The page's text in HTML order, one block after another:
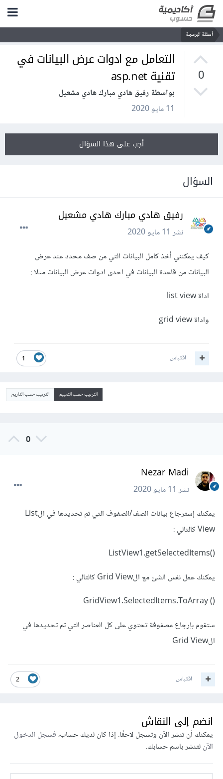
أسئلة البرمجة
0
التعامل مع ادوات عرض البيانات في
تقنية asp.net
بواسطة رفيق هادي مبارك هادي مشعيل
11 مايو 2020
أجب على هذا السؤال
السؤال
رفيق هادي مبارك هادي مشعيل
نشر11 مايو 2020
كيف يمكنني أخذ كامل البيانات التي من صف محدد عند عرض
البيانات من قاعدة البيانات في احدى ادوات عرض البيانات مثلا :
اداة list view
واداة grid view
1 اقتباس
الترتيب حسب التقييم الترتيب حسب التاريخ
0
Nezar Madi
نشر11 مايو 2020
يمكنك إسترجاع بيانات الصف/الصفوف التي تم تحديدها في الList
View كالتالي :
()ListView1.getSelectedItems
يمكنك عمل نفس الشئ مع الGrid View كالتالي :
() GridView1.SelectedItems.ToArray
ستقوم بإرجاع مصفوفة تحتوي على كل العناصر التي تم تحديدها في
الGrid View
2 اقتباس
انضم إلى النقاش
يمكنك أن تنشر الآن وتسجل لاحقًا. إذا كان لديك حساب،فسجل الدخول
الآنلتنشر باسم حسابك.